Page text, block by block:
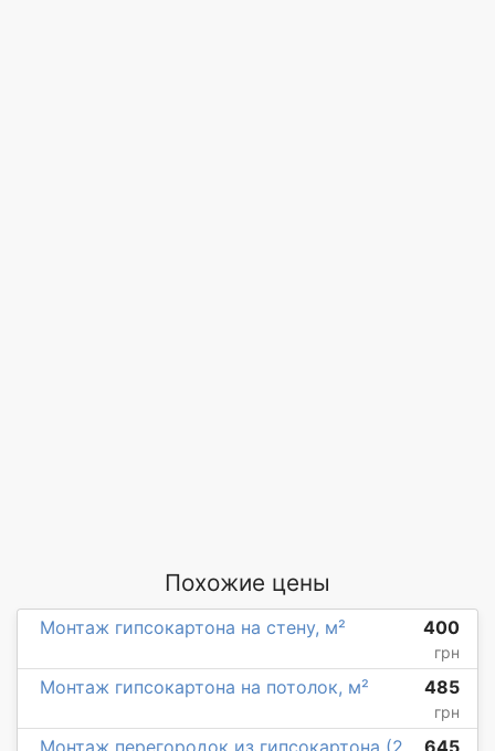
Похожие цены
Монтаж гипсокартона на стену, м² 400
грн
Монтаж гипсокартона на потолок, м² 485
грн